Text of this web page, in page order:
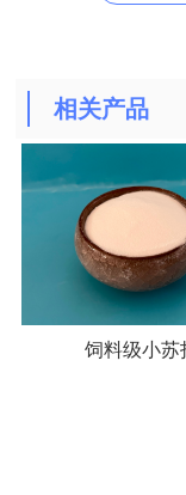
相关产品
饲料级小苏